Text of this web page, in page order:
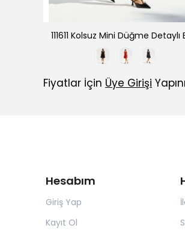
111611 Kolsuz Mini Düğme Detaylı
Fiyatlar İçin Üye Girişi
Hesabım
Giriş Yap
Kayıt Ol